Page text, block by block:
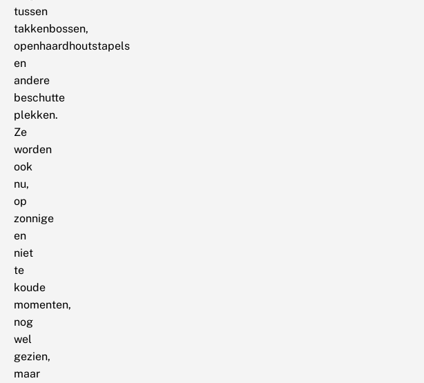
tussen
takkenbossen,
openhaardhoutstapels
en
andere
beschutte
plekken.
Ze
worden
ook
nu,
op
zonnige
en
niet
te
koude
momenten,
nog
wel
gezien,
maar